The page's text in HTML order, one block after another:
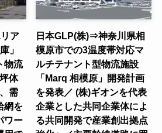
ア
」
物流
体
需
網を
ワー
日本GLP(株)⇒神奈川県相
模原市での3温度帯対応マ
ルチテナント型物流施設
「Marq 相模原」開発計画
を発表／ (株)ギオンを代表
企業とした共同企業体によ
る共同開発で産業創出拠点